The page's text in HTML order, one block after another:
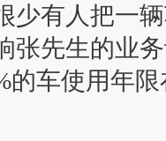
少有人把一
张先生的业
的车使用年